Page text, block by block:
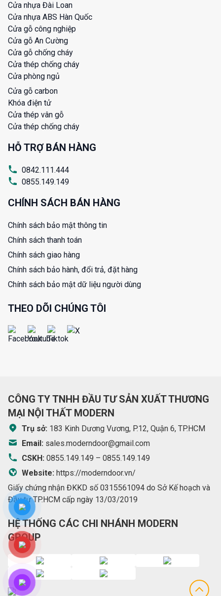
Cửa nhựa Đài Loan
Cửa nhựa ABS Hàn Quốc
Cửa gỗ công nghiệp
Cửa gỗ An Cường
Cửa gỗ chống cháy
Cửa thép chống cháy
Cửa phòng ngủ
Cửa gỗ carbon
Khóa điện tử
Cửa thép vân gỗ
Cửa thép chống cháy
HỖ TRỢ BÁN HÀNG
0842.111.444
0855.149.149
CHÍNH SÁCH BÁN HÀNG
Chính sách bảo mật thông tin
Chính sách thanh toán
Chính sách giao hàng
Chính sách bảo hành, đổi trả, đặt hàng
Chính sách bảo mật dữ liệu người dùng
THEO DÕI CHÚNG TÔI
CÔNG TY TNHH ĐẦU TƯ SẢN XUẤT THƯƠNG
MẠI NỘI THẤT MODERN
Trụ sở: 183 Kinh Dương Vương, P.12, Quận 6, TP.HCM
Email: sales.moderndoor@gmail.com
CSKH: 0855.149.149 – 0855.149.149
Website: https://moderndoor.vn/
Giấy chứng nhận ĐKKD số 0315561094 do Sở Kế hoạch và
Đầu tư TP.HCM cấp ngày 13/03/2019
HỆ THỐNG CÁC CHI NHÁNH MODERN
GROUP